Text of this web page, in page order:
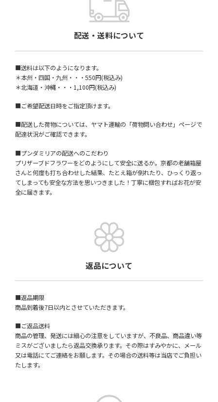
配送・送料について
■送料は以下のようになります。
＊本州・四国・九州・・・550円(税込み)
＊北海道・沖縄・・・1,100円(税込み)
■ご希望配送日時をご指定頂けます。
■配送した荷物については、ヤマト運輸の「荷物問い合わせ」ページで
配達状況がご確認できます。
■プンダミリアの配送へのこだわり
プリザーブドフラワーをどのようにして安全に送るか。京都の老舗箱屋
さんと何度も打ち合わせした結果、たとえ箱が倒れたり、ひっくり返っ
てしまっても安全な方法を思いつきました！丁寧に梱包すればお花が安
全に届きます。
返品について
■返品期限
商品到着後7日以内とさせていただきます。
■ご返品送料
商品の管理、発送には細心の注意をしていますが、不良品、商品違い等
ミスがございましたら返品交換承ります。その際はすみやかに、メール
又は電話にてご連絡をお願します。その場合の送料等は当店でご負担い
たします。